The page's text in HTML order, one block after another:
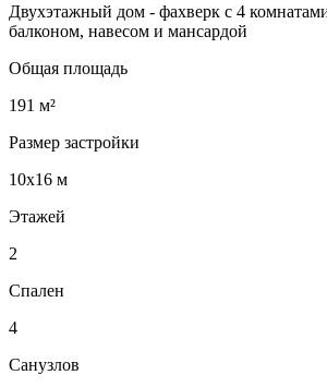
Двухэтажный дом - фахверк с 4
балконом, навесом и мансардой
Общая площадь
191 м²
Размер застройки
10x16 м
Этажей
2
Спален
4
Санузлов